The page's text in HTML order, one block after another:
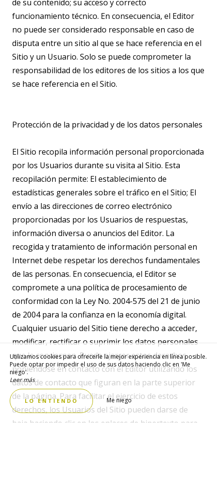
de su contenido; su acceso y correcto
funcionamiento técnico. En consecuencia, el Editor
no puede ser considerado responsable en caso de
disputa entre un sitio al que se hace referencia en el
Sitio y un Usuario. Solo se puede comprometer la
responsabilidad de los editores de los sitios a los que
se hace referencia en el Sitio.
Protección de la privacidad y de los datos personales
El Sitio recopila información personal proporcionada
por los Usuarios durante su visita al Sitio. Esta
recopilación permite: El establecimiento de
estadísticas generales sobre el tráfico en el Sitio; El
envío a las direcciones de correo electrónico
proporcionadas por los Usuarios de respuestas,
información diversa o anuncios del Editor. La
recogida y tratamiento de información personal en
Internet debe respetar los derechos fundamentales
de las personas. En consecuencia, el Editor se
compromete a una política de procesamiento de
conformidad con la Ley No. 2004-575 del 21 de junio
de 2004 para la confianza en la economía digital.
Cualquier usuario del Sitio tiene derecho a acceder,
modificar, rectificar o suprimir los datos personales
que le conciernen. Puede ejercer estos derechos
poniéndose en contacto con el Editor utilizando los
datos de contacto que figuran en la parte superior
de la página. Para facilitar el ejercicio de estos
derechos, los Usuarios del Sitio pueden darse de
baja haciendo clic en los enlaces de hipertexto para
Utilizamos cookies para ofrecerle la mejor experiencia en línea posible.
Puede optar por impedir el uso de sus datos haciendo clic en 'Me
niego'.
Leer más
LO ENTIENDO Me niego